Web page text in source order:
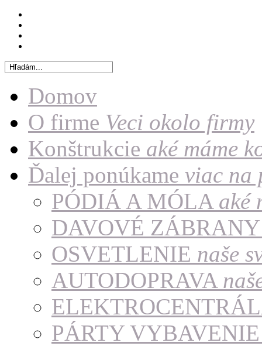
Domov
O firme Veci okolo firmy
Konštrukcie aké máme
Ďalej ponúkame viac na
PÓDIÁ A MÓLA aké
DAVOVÉ
OSVETLENIE naše
AUTODOPRAVA
PÁRTY